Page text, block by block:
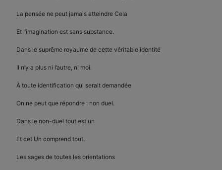
La pensée ne peut jamais atteindre Cela
Et l’imagination est sans substance.
Dans le suprême royaume de cette véritable identité
Il n’y a plus ni l’autre, ni moi.
À toute identification qui serait demandée
On ne peut que répondre : non duel.
Dans le non-duel tout est un
Et cet Un comprend tout.
Les sages de toutes les orientations